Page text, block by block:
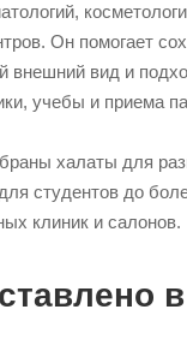
Он помогает
внешний вид и
учебы и приема
халаты для
студентов до
клиник и салонов.
в